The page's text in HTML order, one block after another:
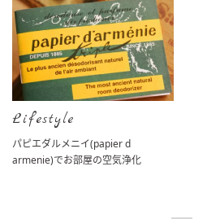
Lifestyle
パピエダルメニイ(papier d
armenie)でお部屋の空気浄化